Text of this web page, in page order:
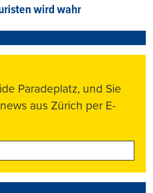
wird wahr
Paradeplatz, und Sie
aus Zürich per E-